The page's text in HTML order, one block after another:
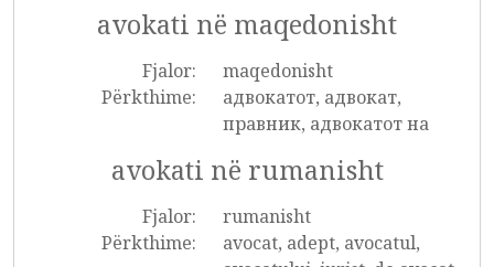
avokati në maqedonisht
Fjalor:
maqedonisht
Përkthime:
адвокатот, адвокат,
правник, адвокатот на
avokati në rumanisht
Fjalor:
rumanisht
Përkthime:
avocat, adept, avocatul,